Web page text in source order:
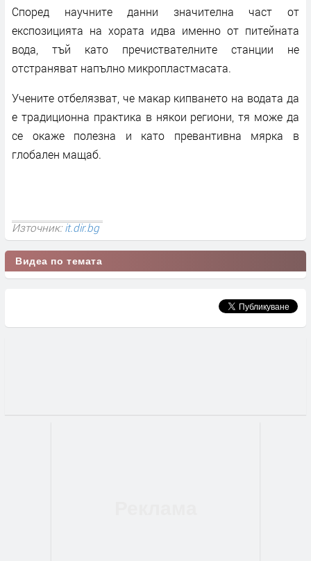
Според научните данни значителна част от
експозицията на хората идва именно от питейната
вода, тъй като пречиствателните станции не
отстраняват напълно микропластмасата.
Учените отбелязват, че макар кипването на водата да
е традиционна практика в някои региони, тя може да
се окаже полезна и като превантивна мярка в
глобален мащаб.
Източник:it.dir.bg
Видеа по темата